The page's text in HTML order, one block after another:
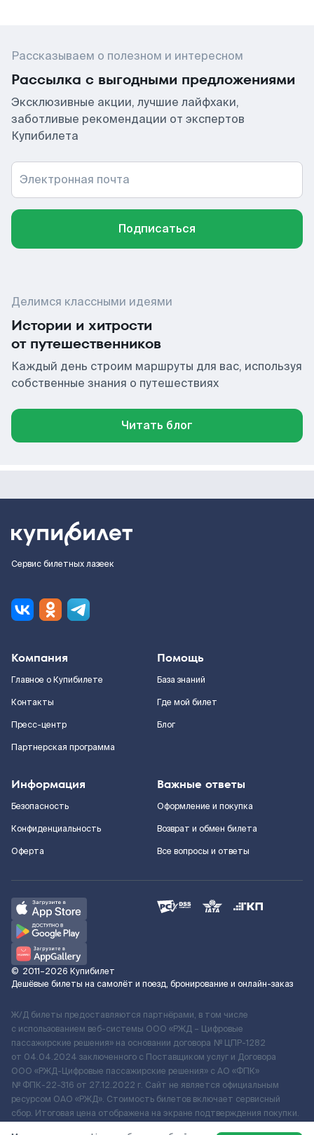
Рассказываем о полезном и интересном
Рассылка с выгодными предложениями
Эксклюзивные акции, лучшие лайфхаки,
заботливые рекомендации от экспертов
Купибилета
Электронная почта
Подписаться
Делимся классными идеями
Истории и хитрости
от путешественников
Каждый день строим маршруты для вас, используя
собственные знания о путешествиях
Читать блог
Сервис билетных лазеек
Компания
Главное о Купибилете
Контакты
Пресс-центр
Партнерская программа
Помощь
База знаний
Где мой билет
Блог
Информация
Безопасность
Конфиденциальность
Оферта
Важные ответы
Оформление и покупка
Возврат и обмен билета
Все вопросы и ответы
© 2011–2026 Купибилет
Дешёвые билеты на самолёт и поезд, бронирование и онлайн-заказ
Ж/Д билеты предоставляются партнёрами, в том числе
с использованием веб-системы ООО «РЖД – Цифровые
пассажирские решения» на основании договора № ЦПР-1282
от 04.04.2024 заключенного с Поставщиком услуг и Договора
ООО «РЖД-Цифровые пассажирские решения» c АО «ФПК»
№ ФПК-22-316 от 27.12.2022 г. Сайт не является официальным
ресурсом ОАО «РЖД». Стоимость билетов включает сервисный
сбор. Итоговая цена отображена на экране подтверждения покупки.